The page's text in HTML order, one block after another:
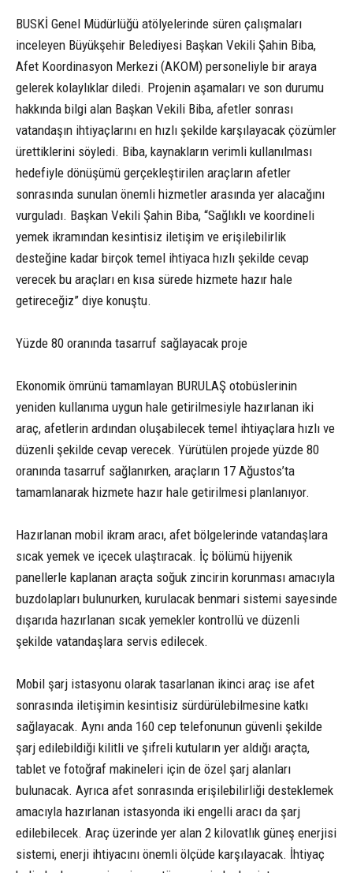
BUSKİ Genel Müdürlüğü atölyelerinde süren çalışmaları
inceleyen Büyükşehir Belediyesi Başkan Vekili Şahin Biba,
Afet Koordinasyon Merkezi (AKOM) personeliyle bir araya
gelerek kolaylıklar diledi. Projenin aşamaları ve son durumu
hakkında bilgi alan Başkan Vekili Biba, afetler sonrası
vatandaşın ihtiyaçlarını en hızlı şekilde karşılayacak çözümler
ürettiklerini söyledi. Biba, kaynakların verimli kullanılması
hedefiyle dönüşümü gerçekleştirilen araçların afetler
sonrasında sunulan önemli hizmetler arasında yer alacağını
vurguladı. Başkan Vekili Şahin Biba, “Sağlıklı ve koordineli
yemek ikramından kesintisiz iletişim ve erişilebilirlik
desteğine kadar birçok temel ihtiyaca hızlı şekilde cevap
verecek bu araçları en kısa sürede hizmete hazır hale
getireceğiz” diye konuştu.
Yüzde 80 oranında tasarruf sağlayacak proje
Ekonomik ömrünü tamamlayan BURULAŞ otobüslerinin
yeniden kullanıma uygun hale getirilmesiyle hazırlanan iki
araç, afetlerin ardından oluşabilecek temel ihtiyaçlara hızlı ve
düzenli şekilde cevap verecek. Yürütülen projede yüzde 80
oranında tasarruf sağlanırken, araçların 17 Ağustos’ta
tamamlanarak hizmete hazır hale getirilmesi planlanıyor.
Hazırlanan mobil ikram aracı, afet bölgelerinde vatandaşlara
sıcak yemek ve içecek ulaştıracak. İç bölümü hijyenik
panellerle kaplanan araçta soğuk zincirin korunması amacıyla
buzdolapları bulunurken, kurulacak benmari sistemi sayesinde
dışarıda hazırlanan sıcak yemekler kontrollü ve düzenli
şekilde vatandaşlara servis edilecek.
Mobil şarj istasyonu olarak tasarlanan ikinci araç ise afet
sonrasında iletişimin kesintisiz sürdürülebilmesine katkı
sağlayacak. Aynı anda 160 cep telefonunun güvenli şekilde
şarj edilebildiği kilitli ve şifreli kutuların yer aldığı araçta,
tablet ve fotoğraf makineleri için de özel şarj alanları
bulunacak. Ayrıca afet sonrasında erişilebilirliği desteklemek
amacıyla hazırlanan istasyonda iki engelli aracı da şarj
edilebilecek. Araç üzerinde yer alan 2 kilovatlık güneş enerjisi
sistemi, enerji ihtiyacını önemli ölçüde karşılayacak. İhtiyaç